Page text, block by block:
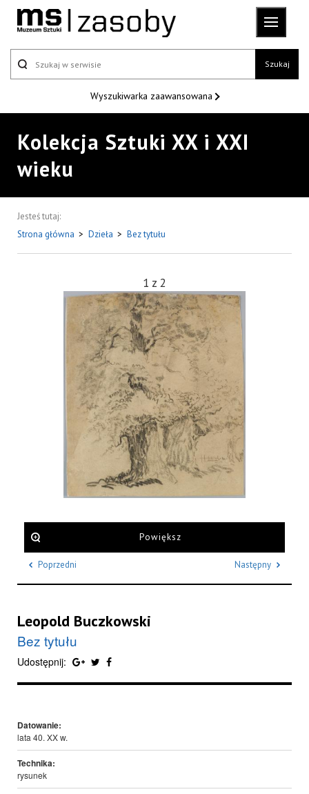
Szukaj
Wyszukiwarka zaawansowana
Kolekcja Sztuki XX i XXI
wieku
Jesteś tutaj:
Strona główna > Dzieła > Bez tytułu
1 z 2
Powiększ
Poprzedni Następny
Leopold Buczkowski
Bez tytułu
Udostępnij:
Datowanie:
lata 40. XX w.
Technika:
rysunek